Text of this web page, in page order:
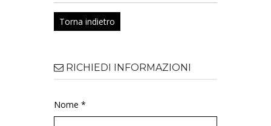
Torna indietro
RICHIEDI INFORMAZIONI
Nome *